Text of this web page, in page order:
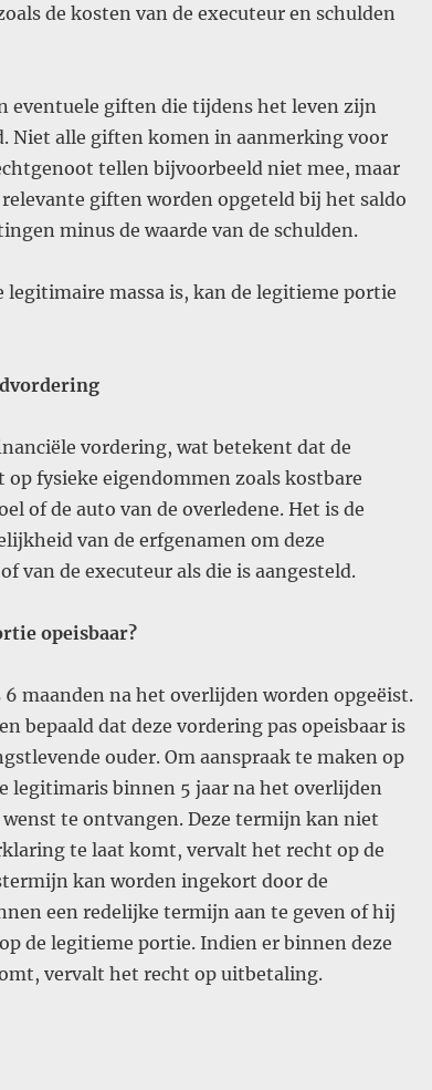
de kosten van de executeur en schulden
eventuele giften die tijdens het leven zijn
Niet alle giften komen in aanmerking voor
tellen bijvoorbeeld niet mee, maar
giften worden opgeteld bij het saldo
minus de waarde van de schulden.
legitimaire massa is, kan de legitieme portie
vordering, wat betekent dat de
fysieke eigendommen zoals kostbare
of de auto van de overledene. Het is de
van de erfgenamen om deze
van de executeur als die is aangesteld.
opeisbaar?
maanden na het overlijden worden opgeëist.
bepaald dat deze vordering pas opeisbaar is
ouder. Om aanspraak te maken op
legitimaris binnen 5 jaar na het overlijden
te ontvangen. Deze termijn kan niet
te laat komt, vervalt het recht op de
kan worden ingekort door de
een redelijke termijn aan te geven of hij
de legitieme portie. Indien er binnen deze
vervalt het recht op uitbetaling.